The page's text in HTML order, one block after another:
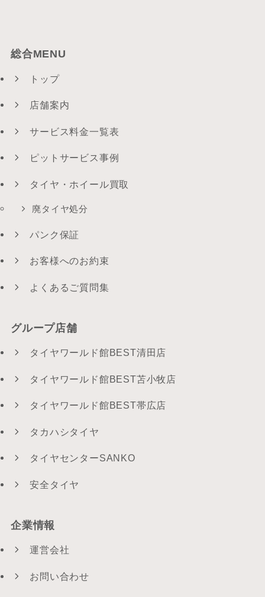
総合MENU
トップ
店舗案内
サービス料金一覧表
ピットサービス事例
タイヤ・ホイール買取
廃タイヤ処分
パンク保証
お客様へのお約束
よくあるご質問集
グループ店舗
タイヤワールド館BEST清田店
タイヤワールド館BEST苫小牧店
タイヤワールド館BEST帯広店
タカハシタイヤ
タイヤセンターSANKO
安全タイヤ
企業情報
運営会社
お問い合わせ